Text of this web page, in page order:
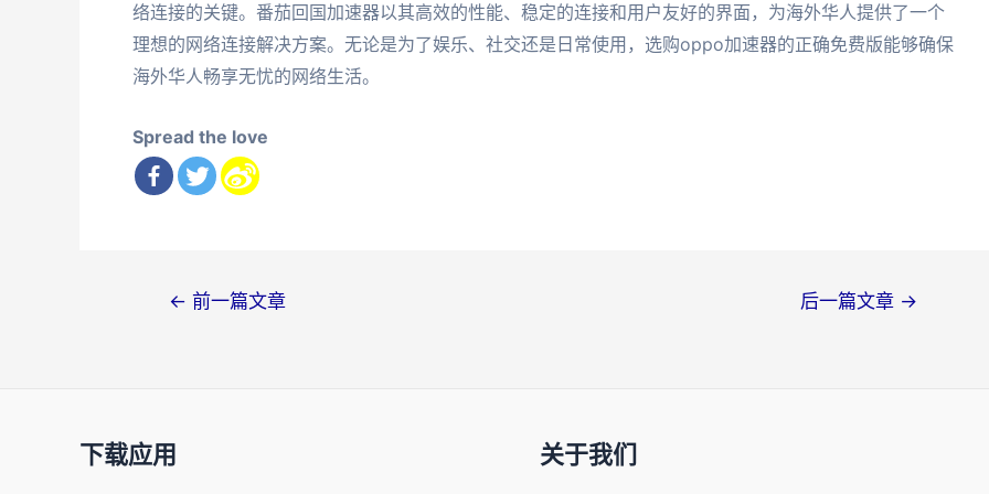
络连接的关键。番茄回国加速器以其高效的性能、稳定的连接和用户友好的界面，为海外华人提供了一个
理想的网络连接解决方案。无论是为了娱乐、社交还是日常使用，选购oppo加速器的正确免费版能够确保
海外华人畅享无忧的网络生活。
Spread the love
← 前一篇文章 后一篇文章 →
下载应用 关于我们